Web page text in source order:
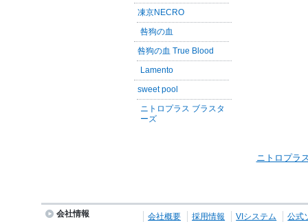
凍京NECRO
咎狗の血
咎狗の血 True Blood
Lamento
sweet pool
ニトロプラス ブラスタ
ーズ
ニトロプラ
会社情報 会社概要 採用情報 VIシステム 公式